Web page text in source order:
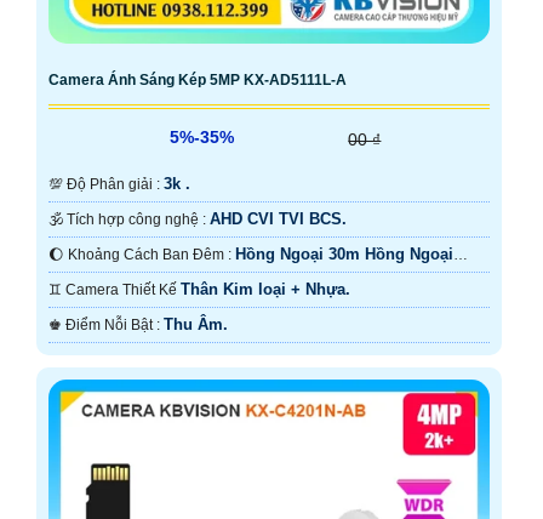
Camera Ánh Sáng Kép 5MP KX-AD5111L-A
5%-35% 00 ₫
💯 Độ Phân giải : 3k .
🕉️ Tích hợp công nghệ : AHD CVI TVI BCS.
🌔 Khoảng Cách Ban Đêm : Hồng Ngoại 30m Hồng Ngoại
SMD.♊ Camera Thiết Kế Thân Kim loại + Nhựa.
️♚ Điểm Nỗi Bật : Thu Âm.